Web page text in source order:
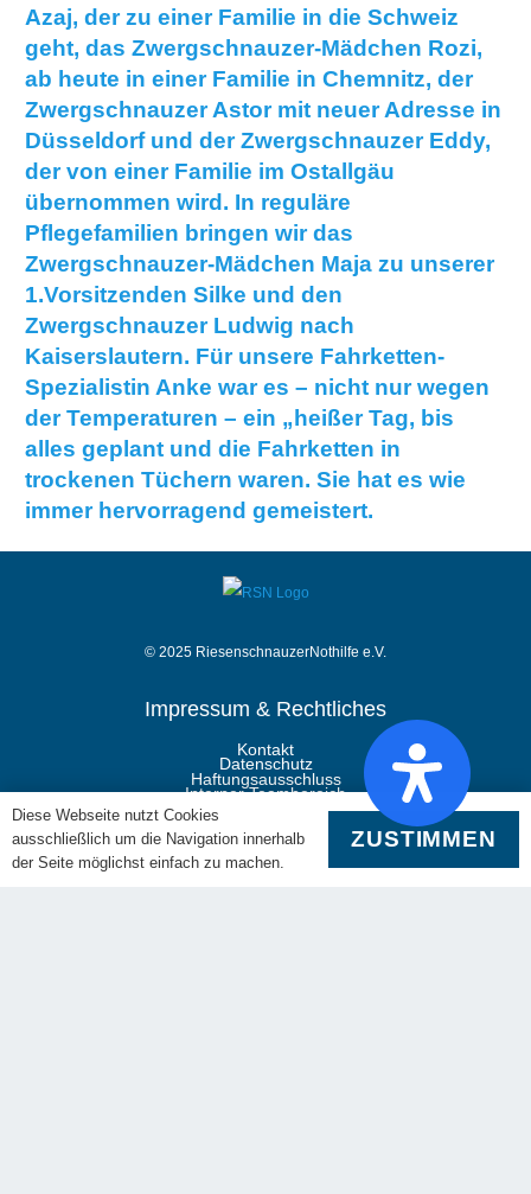
Azaj, der zu einer Familie in die Schweiz
geht, das Zwergschnauzer-Mädchen Rozi,
ab heute in einer Familie in Chemnitz, der
Zwergschnauzer Astor mit neuer Adresse in
Düsseldorf und der Zwergschnauzer Eddy,
der von einer Familie im Ostallgäu
übernommen wird. In reguläre
Pflegefamilien bringen wir das
Zwergschnauzer-Mädchen Maja zu unserer
1.Vorsitzenden Silke und den
Zwergschnauzer Ludwig nach
Kaiserslautern. Für unsere Fahrketten-
Spezialistin Anke war es – nicht nur wegen
der Temperaturen – ein „heißer Tag, bis
alles geplant und die Fahrketten in
trockenen Tüchern waren. Sie hat es wie
immer hervorragend gemeistert.
© 2025 RiesenschnauzerNothilfe e.V.
Impressum & Rechtliches
Kontakt
Datenschutz
Haftungsausschluss
Interner Teambereich
Mitgliedschaft
Diese Webseite nutzt Cookies
ausschließlich um die Navigation innerhalb
der Seite möglichst einfach zu machen.
ZUSTIMMEN